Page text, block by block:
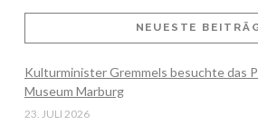
NEUESTE
Kulturminister Gremmels besuchte das
Museum Marburg
23. JULI 2026